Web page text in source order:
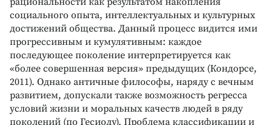
социального опыта, интеллектуальных и культурных
достижений общества. Данный процесс видится ими
прогрессивным и кумулятивным: каждое
последующее поколение интерпретируется как
«более совершенная версия» предыдущих (Кондорсе,
2011). Однако античные философы, наряду с вечным
развитием, допускали также возможность регресса
условий жизни и моральных качеств людей в ряду
поколений (по Гесиоду). Проблема классификации и